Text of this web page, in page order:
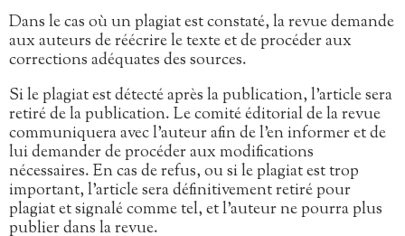
Dans le cas où un plagiat est constaté, la revue demande
aux auteurs de réécrire le texte et de procéder aux
corrections adéquates des sources.
Si le plagiat est détecté après la publication, l’article sera
retiré de la publication. Le comité éditorial de la revue
communiquera avec l’auteur afin de l’en informer et de
lui demander de procéder aux modifications
nécessaires. En cas de refus, ou si le plagiat est trop
important, l’article sera définitivement retiré pour
plagiat et signalé comme tel, et l’auteur ne pourra plus
publier dans la revue.